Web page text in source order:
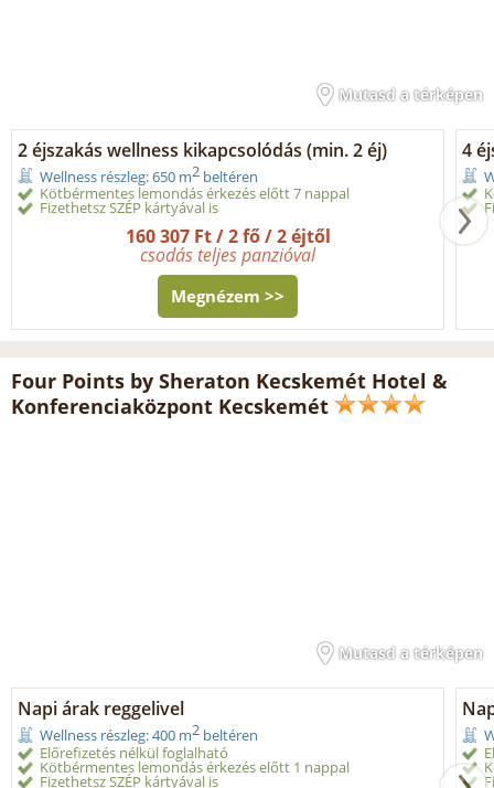
Mutasd a térképen
2 éjszakás wellness kikapcsolódás (min. 2 éj)
Wellness részleg: 650 m2 beltéren
Kötbérmentes lemondás érkezés előtt 7 nappal
Fizethetsz SZÉP kártyával is
160 307 Ft / 2 fő / 2 éjtől
csodás teljes panzióval
Megnézem >>
4
Four Points by Sheraton Kecskemét Hotel &
Konferenciaközpont Kecskemét
Mutasd a térképen
Napi árak reggelivel
Wellness részleg: 400 m2 beltéren
Előrefizetés nélkül foglalható
Kötbérmentes lemondás érkezés előtt 1 nappal
Fizethetsz SZÉP kártyával is